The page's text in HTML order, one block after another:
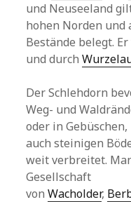
und Neuseeland
hohen Norden und
Bestände belegt.
und durch
Der Schlehdorn
Weg- und
oder in
auch steinigen
weit verbreitet.
Gesellschaft
vonWacholder,